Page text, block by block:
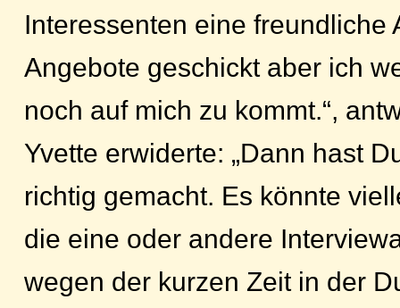
Interessenten eine freundliche
Angebote geschickt aber ich
noch auf mich zu kommt.“,
Yvette erwiderte: „Dann hast
richtig gemacht. Es könnte
die eine oder andere
wegen der kurzen Zeit in der